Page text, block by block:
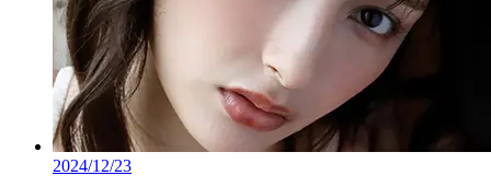
2024/12/23